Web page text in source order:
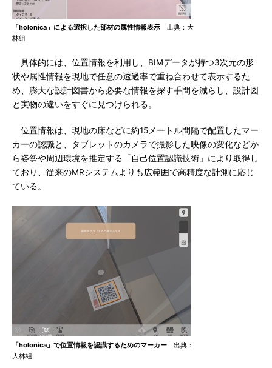
「holonica」による選択した部材の属性情報表示 出典：大
林組
具体的には、位置情報を利用し、BIMデータが持つ3次元の形
状や属性情報を現地で任意の透過率で重ね合わせて表示するた
め、膨大な設計図書から必要な情報を探す手間を減らし、設計図
と実物の違いをすぐに見つけられる。
位置情報は、現地の床などに約15メートル間隔で配置したマー
カーの認識と、タブレットのカメラで撮影した映像の変化などか
ら姿勢や周辺環境を推定する「自己位置認識技術」により取得し
ており、従来のMRシステムよりも広範囲で高精度な計測に応じ
ている。
「holonica」で位置情報を認識するためのマーカー 出典：
大林組